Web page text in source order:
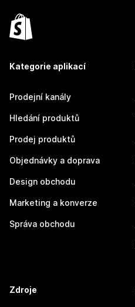
Kategorie aplikací
Prodejní kanály
Hledání produktů
Prodej produktů
Objednávky a doprava
Design obchodu
Marketing a konverze
Správa obchodu
Zdroje